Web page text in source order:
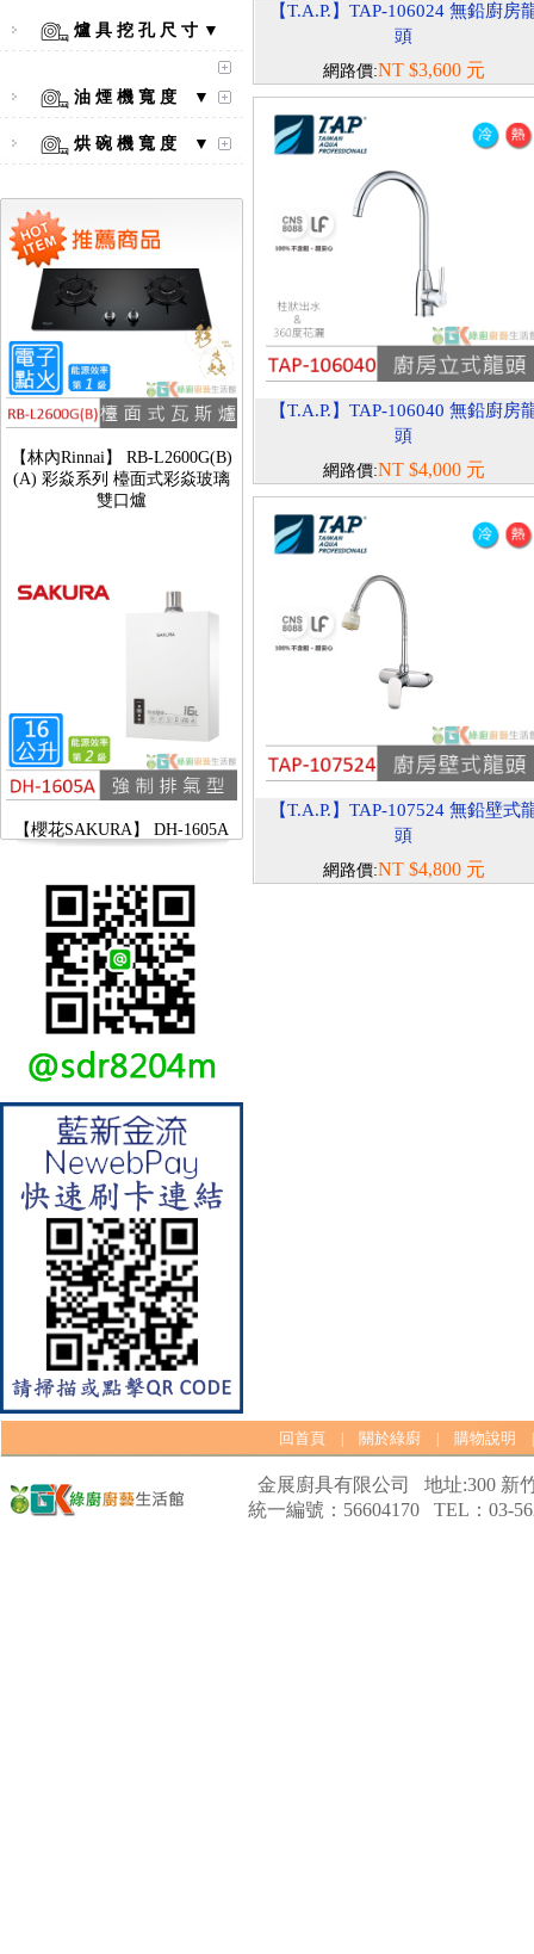
爐 具 挖 孔 尺 寸 ▼
油 煙 機 寬 度 ▼
烘 碗 機 寬 度 ▼
【林內Rinnai】 RB-L2600S(A)
彩焱系列 檯面式彩焱不銹鋼雙
口爐
【林內Rinnai】 RB-L2600G(B)
(A) 彩焱系列 檯面式彩焱玻璃
雙口爐
【櫻花SAKURA】 DH-1605A
16公升/分 數位恆溫 LCD溫度設
定 分段火排
【林內Rinnai】 RB-L2600S(A)
彩焱系列 檯面式彩焱不銹鋼雙
口爐
【T.A.P.】TAP-106024 無鉛廚房
頭
網路價:NT $3,600 元
【T.A.P.】TAP-106040 無鉛廚房
頭
網路價:NT $4,000 元
【T.A.P.】TAP-107524 無鉛壁式
頭
網路價:NT $4,800 元
回首頁 關於綠廚 購物說明
金展廚具有限公司 地址:300 新
統一編號：56604170 TEL：03-